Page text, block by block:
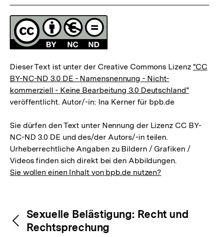
Lizenz
Dieser Text ist unter der Creative Commons Lizenz "CC
BY-NC-ND 3.0 DE - Namensnennung - Nicht-
kommerziell - Keine Bearbeitung 3.0 Deutschland"
veröffentlicht. Autor/-in: Ina Kerner für bpb.de
Sie dürfen den Text unter Nennung der Lizenz CC BY-
NC-ND 3.0 DE und des/der Autors/-in teilen.
Urheberrechtliche Angaben zu Bildern / Grafiken /
Videos finden sich direkt bei den Abbildungen.
Sie wollen einen Inhalt von bpb.de nutzen?
Inhaltsnavigation
Inhaltsnavigation
Sexuelle Belästigung: Recht und
Rechtsprechung